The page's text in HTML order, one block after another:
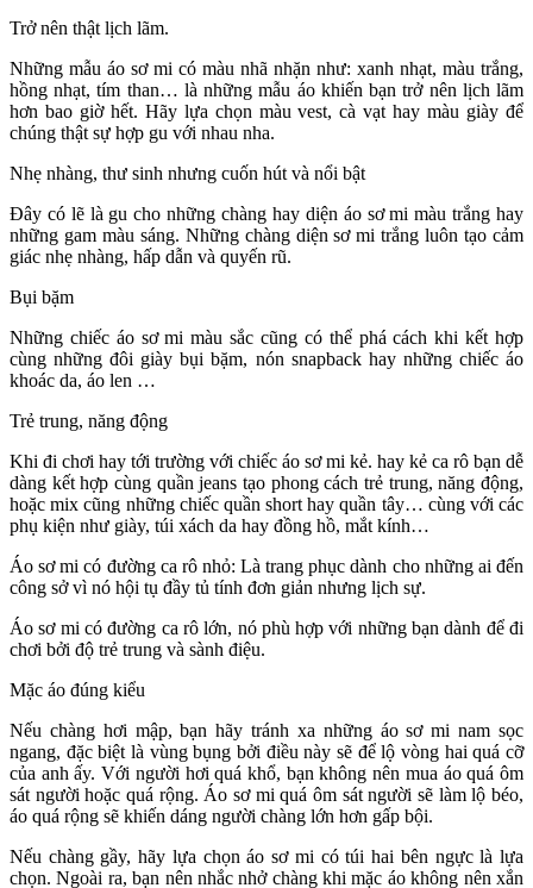
Trở nên thật lịch lãm.
Những mẫu áo sơ mi có màu nhã nhặn như: xanh nhạt, màu trắng,
hồng nhạt, tím than… là những mẫu áo khiến bạn trở nên lịch lãm
hơn bao giờ hết. Hãy lựa chọn màu vest, cà vạt hay màu giày để
chúng thật sự hợp gu với nhau nha.
Nhẹ nhàng, thư sinh nhưng cuốn hút và nổi bật
Đây có lẽ là gu cho những chàng hay diện áo sơ mi màu trắng hay
những gam màu sáng. Những chàng diện sơ mi trắng luôn tạo cảm
giác nhẹ nhàng, hấp dẫn và quyến rũ.
Bụi bặm
Những chiếc áo sơ mi màu sắc cũng có thể phá cách khi kết hợp
cùng những đôi giày bụi bặm, nón snapback hay những chiếc áo
khoác da, áo len …
Trẻ trung, năng động
Khi đi chơi hay tới trường với chiếc áo sơ mi kẻ. hay kẻ ca rô bạn dễ
dàng kết hợp cùng quần jeans tạo phong cách trẻ trung, năng động,
hoặc mix cũng những chiếc quần short hay quần tây… cùng với các
phụ kiện như giày, túi xách da hay đồng hồ, mắt kính…
Áo sơ mi có đường ca rô nhỏ: Là trang phục dành cho những ai đến
công sở vì nó hội tụ đầy tủ tính đơn giản nhưng lịch sự.
Áo sơ mi có đường ca rô lớn, nó phù hợp với những bạn dành để đi
chơi bởi độ trẻ trung và sành điệu.
Mặc áo đúng kiểu
Nếu chàng hơi mập, bạn hãy tránh xa những áo sơ mi nam sọc
ngang, đặc biệt là vùng bụng bởi điều này sẽ để lộ vòng hai quá cỡ
của anh ấy. Với người hơi quá khổ, bạn không nên mua áo quá ôm
sát người hoặc quá rộng. Áo sơ mi quá ôm sát người sẽ làm lộ béo,
áo quá rộng sẽ khiến dáng người chàng lớn hơn gấp bội.
Nếu chàng gầy, hãy lựa chọn áo sơ mi có túi hai bên ngực là lựa
chọn. Ngoài ra, bạn nên nhắc nhở chàng khi mặc áo không nên xắn